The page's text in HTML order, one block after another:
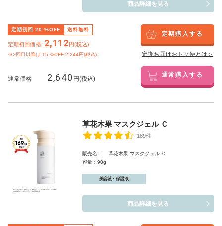
商品詳細を見る
定期初回 20 %OFF 送料無料
定期初回価格: 2,112円(税込)
※2回目以降は 15 %OFF 2,244円(税込)
定期購入する
定期お届けおトク便とは＞
通常価格 2,640 円(税込) 通常購入する
草花木果 マスクジェル Ｃ
189件
販売名 : 草花木果 マスクジェル Ｃ
容量：90g
美容液・保湿液
商品詳細を見る